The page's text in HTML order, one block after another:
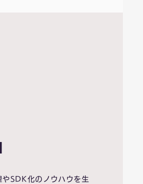
SDK化のノウハウを生